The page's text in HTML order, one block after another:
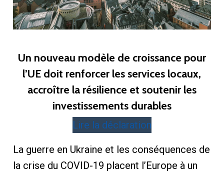
Un nouveau modèle de croissance pour
l’UE doit renforcer les services locaux,
accroître la résilience et soutenir les
investissements durables
Lire la déclaration
La guerre en Ukraine et les conséquences de
la crise du COVID-19 placent l’Europe à un